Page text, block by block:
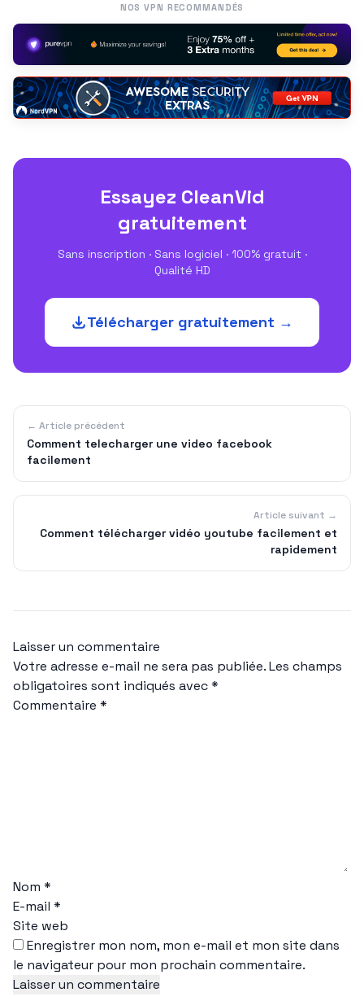
NOS VPN RECOMMANDÉS
Essayez CleanVid
gratuitement
Sans inscription · Sans logiciel · 100% gratuit ·
Qualité HD
Télécharger gratuitement →
← Article précédent
Comment telecharger une video facebook
facilement
Article suivant →
Comment télécharger vidéo youtube facilement et
rapidement
Laisser un commentaire
Votre adresse e-mail ne sera pas publiée.Les champs
obligatoires sont indiqués avec*
Commentaire *
Nom *
E-mail *
Site web
Enregistrer mon nom, mon e-mail et mon site dans
le navigateur pour mon prochain commentaire.